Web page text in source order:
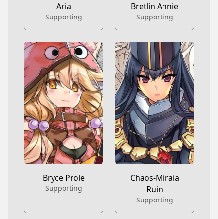
Aria
Supporting
Bretlin Annie
Supporting
Bryce Prole
Supporting
Chaos-Miraia
Ruin
Supporting